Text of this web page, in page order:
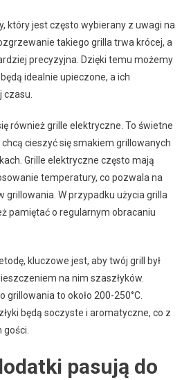
który jest często wybierany z uwagi na
takiego grilla trwa krócej, a
precyzyjna. Dzięki temu możemy
idealnie upieczone, a ich
również grille elektryczne. To świetne
cieszyć się smakiem grillowanych
Grille elektryczne często mają
temperatury, co pozwala na
W przypadku użycia grilla
pamiętać o regularnym obracaniu
kluczowe jest, aby twój grill był
na nim szaszłyków.
to około 200-250°C.
będą soczyste i aromatyczne, co z
pasują do